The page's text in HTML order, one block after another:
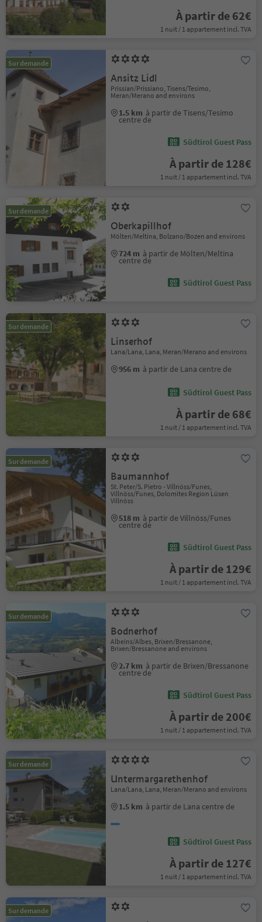
À partir de 62€
1 nuit / 1 appartement incl. TVA
Sur demande
Ansitz Lidl
Prissian/Prissiano, Tisens/Tesimo,
Meran/Merano and environs
1.5 km à partir de Tisens/Tesimo
centre de
Südtirol Guest Pass
À partir de 128€
1 nuit / 1 appartement incl. TVA
Sur demande
Oberkapillhof
Mölten/Meltina, Bolzano/Bozen and environs
724 m à partir de Mölten/Meltina
centre de
Südtirol Guest Pass
Sur demande
Linserhof
Lana/Lana, Lana, Meran/Merano and environs
956 m à partir de Lana centre de
Südtirol Guest Pass
À partir de 68€
1 nuit / 1 appartement incl. TVA
Sur demande
Baumannhof
St. Peter/S. Pietro - Villnöss/Funes,
Villnöss/Funes, Dolomites Region Lüsen
Villnöss
518 m à partir de Villnöss/Funes
centre de
Südtirol Guest Pass
À partir de 129€
1 nuit / 1 appartement incl. TVA
Sur demande
Bodnerhof
Albeins/Albes, Brixen/Bressanone,
Brixen/Bressanone and environs
2.7 km à partir de Brixen/Bressanone
centre de
Südtirol Guest Pass
À partir de 200€
1 nuit / 1 appartement incl. TVA
Sur demande
Untermargarethenhof
Lana/Lana, Lana, Meran/Merano and environs
1.5 km à partir de Lana centre de
Südtirol Guest Pass
À partir de 127€
1 nuit / 1 appartement incl. TVA
Sur demande